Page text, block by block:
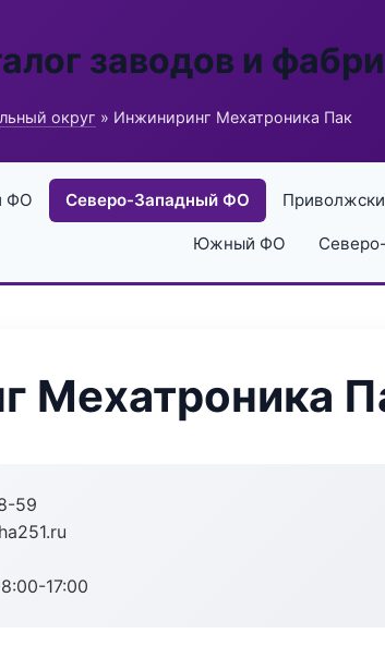
заводов и
округ » Инжиниринг Мехатроника Пак
ФО Северо-Западный ФО
Южный ФО
Мехатроника
59
17:00